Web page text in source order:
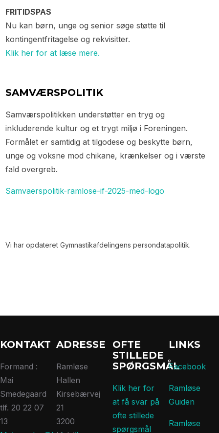
FRITIDSPAS
Nu kan børn, unge og senior søge støtte til
kontingentfritagelse og rekvisitter.
Klik her for at læse mere.
SAMVÆRSPOLITIK
Samværspolitikken understøtter en tryg og
inkluderende kultur og et trygt miljø i Foreningen.
Formålet er samtidig at tilgodese og beskytte børn,
unge og voksne mod chikane, krænkelser og i værste
fald overgreb.
Samvaerspolitik-ramlose-if-2025-med-logo
Vi har opdateret Gymnastikafdelingens persondatapolitik.
KONTAKT
Formand :
Mai
Smedegaard
tlf. 20 22 07
13
ADRESSE
Ramløse
Hallen
Kirsebærvej
21
3200
OFTE
STILLEDE
SPØRGSMÅL
Klik her for
at få svar på
ofte stillede
spørgsmål
LINKS
Facebook
Ramløse
Guiden
Ramløse